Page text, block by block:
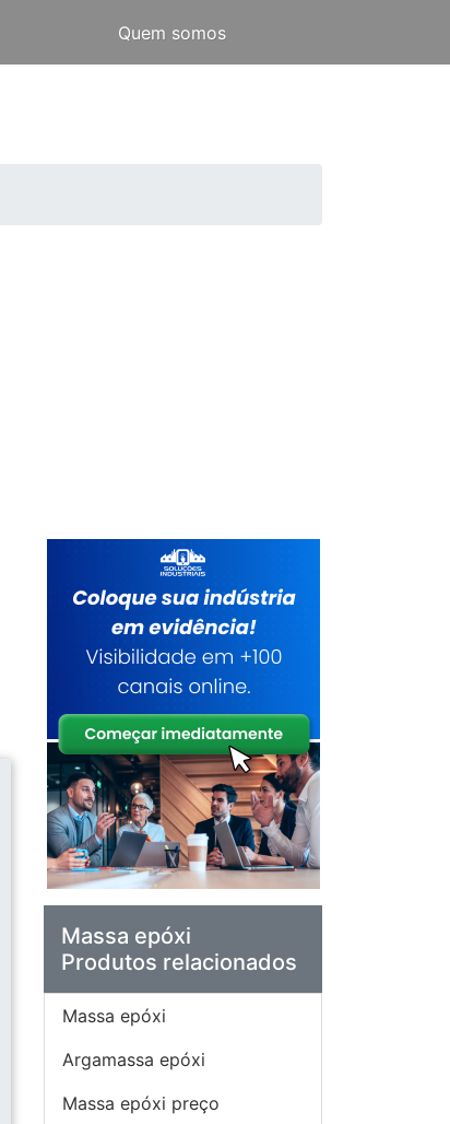
Quem somos
Massa epóxi
Produtos relacionados
Massa epóxi
Argamassa epóxi
Massa epóxi preço